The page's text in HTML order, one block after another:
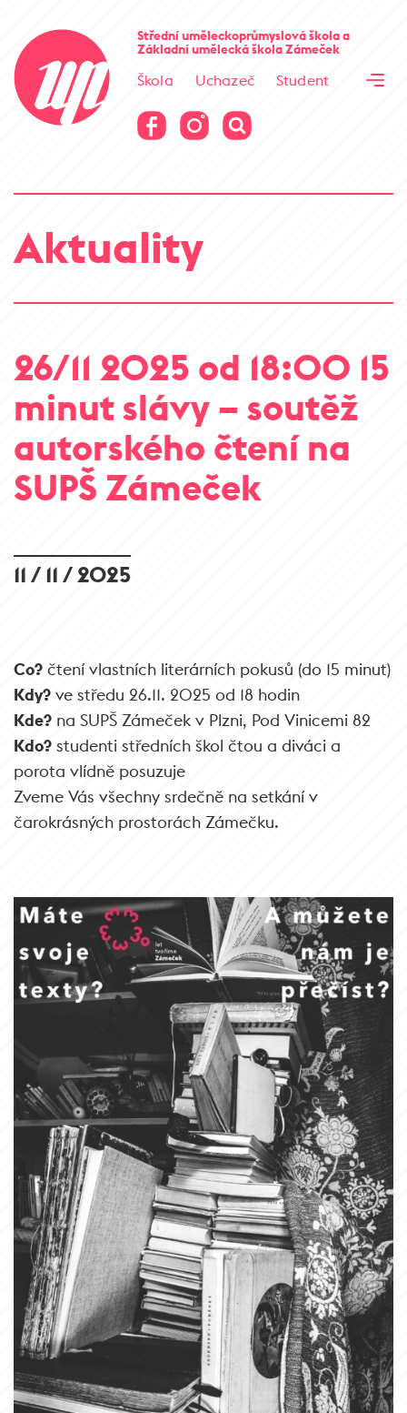
Střední uměleckoprůmyslová školaa
Základní umělecká školaZámeček
Škola Uchazeč
Student
Virtuální prohlídka
Virtuální prohlídka
Aktuality
26/11 2025 od 18:00 15
minut slávy – soutěž
autorského čtení na
SUPŠ Zámeček
11 / 11 / 2025
Co? čtení vlastních literárních pokusů (do 15 minut)
Kdy? ve středu 26.11. 2025 od 18 hodin
Kde? na SUPŠ Zámeček v Plzni, Pod Vinicemi 82
Kdo? studenti středních škol čtou a diváci a
porota vlídně posuzuje
Zveme Vás všechny srdečně na setkání v
čarokrásných prostorách Zámečku.